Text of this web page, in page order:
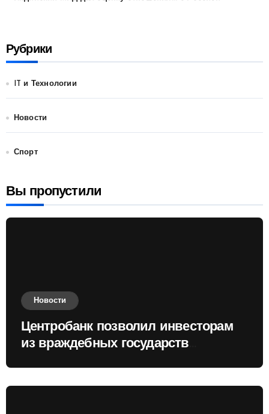
Рубрики
IT и Технологии
Новости
Спорт
Вы пропустили
Новости
Центробанк позволил инвесторам
из враждебных государств